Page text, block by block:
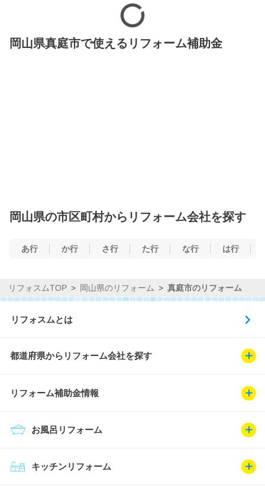
岡山県真庭市で使えるリフォーム補助金
岡山県の市区町村からリフォーム会社を探す
あ行 か行 さ行 た行 な行 は行
リフォスムTOP 岡山県のリフォーム 真庭市のリフォーム
リフォスムとは
都道府県からリフォーム会社を探す
リフォーム補助金情報
キッチンリフォーム
お風呂リフォーム